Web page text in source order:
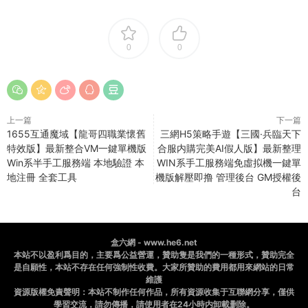
0 0
上一篇
1655互通魔域【龍哥四職業懷舊
特效版】最新整合VM一鍵單機版
Win系半手工服務端 本地驗證 本
地注冊 全套工具
下一篇
三網H5策略手遊【三國·兵臨天下
合服内購完美AI假人版】最新整理
WIN系手工服務端免虛拟機一鍵單
機版解壓即撸 管理後台 GM授權後
台
盒六網 - www.he6.net
本站不以盈利爲目的，主要爲公益營運，贊助隻是我們的一種形式，贊助完全
是自願性，本站不存在任何強制性收費。大家所贊助的費用都用來網站的日常
維護
資源版權免責聲明：本站不制作任何作品，所有資源收集于互聯網分享，僅供
學習交流，請勿傳播，請使用者在24小時内卸載删除。